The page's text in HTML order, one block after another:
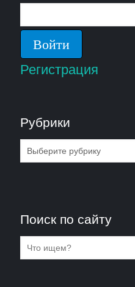
Регистрация
Рубрики
Рубрики
Поиск по сайту